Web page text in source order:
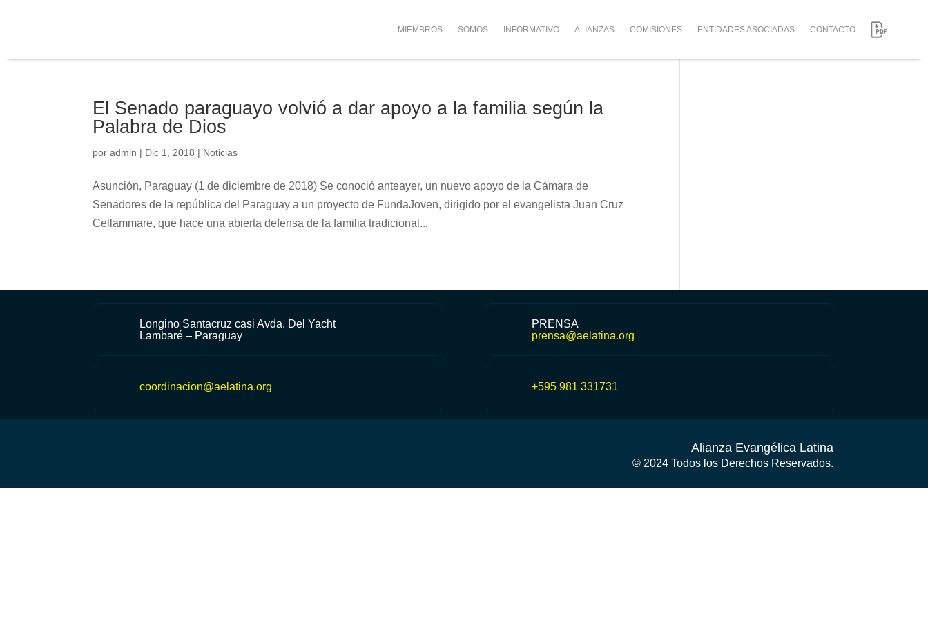
MIEMBROS SOMOS INFORMATIVO ALIANZAS COMISIONES ENTIDADES ASOCIADAS CONTACTO
El Senado paraguayo volvió a dar apoyo a la familia según la
Palabra de Dios
poradmin | Dic 1, 2018 | Noticias
Asunción, Paraguay (1 de diciembre de 2018) Se conoció anteayer, un nuevo apoyo de la Cámara de
Senadores de la república del Paraguay a un proyecto de FundaJoven, dirigido por el evangelista Juan Cruz
Cellammare, que hace una abierta defensa de la familia tradicional...
Longino Santacruz casi Avda. Del Yacht
Lambaré – Paraguay
coordinacion@aelatina.org
PRENSA
prensa@aelatina.org
+595 981 331731
Alianza Evangélica Latina
© 2024 Todos los Derechos Reservados.